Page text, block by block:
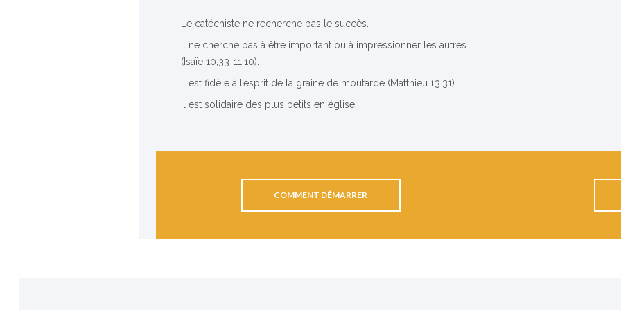
Le catéchiste ne recherche pas le succès.
Il ne cherche pas à être important ou à impressionner les autres
(Isaïe 10,33-11,10).
Il est fidèle à l’esprit de la graine de moutarde (Matthieu 13,31).
Il est solidaire des plus petits en église.
COMMENT DÉMARRER